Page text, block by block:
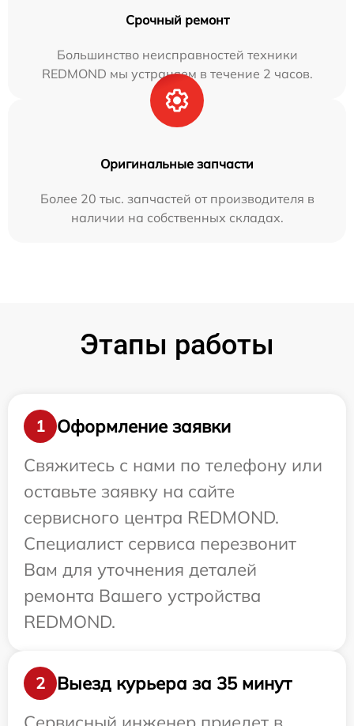
Срочный ремонт
Большинство неисправностей техники
REDMOND мы устраняем в течение 2 часов.
Оригинальные запчасти
Более 20 тыс. запчастей от производителя в
наличии на собственных складах.
Этапы работы
1
Оформление заявки
Свяжитесь с нами по телефону или
оставьте заявку на сайте
сервисного центра REDMOND.
Специалист сервиса перезвонит
Вам для уточнения деталей
ремонта Вашего устройства
REDMOND.
2
Выезд курьера за 35 минут